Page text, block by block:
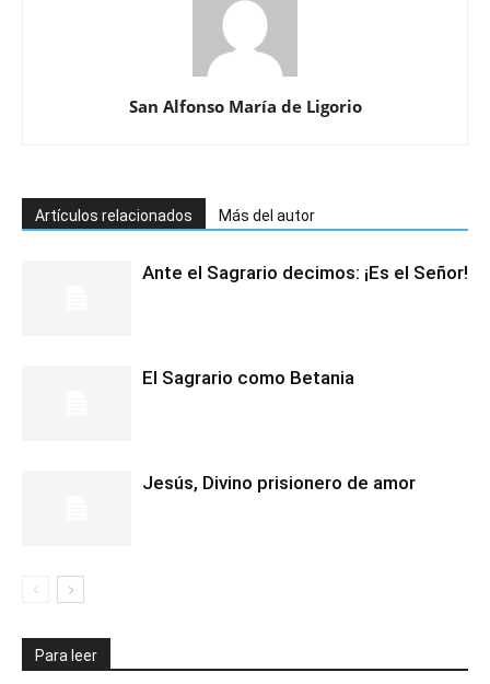
San Alfonso María de Ligorio
Artículos relacionados Más del autor
Ante el Sagrario decimos: ¡Es el Señor!
El Sagrario como Betania
Jesús, Divino prisionero de amor
Para leer